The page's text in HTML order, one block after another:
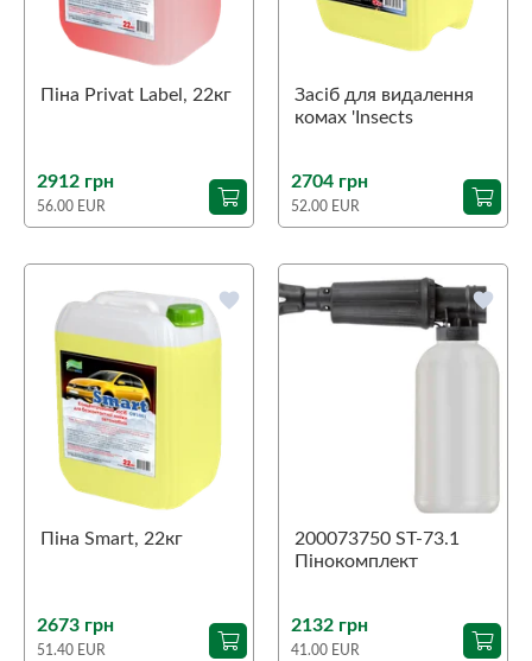
Піна Privat Label, 22кг
2912 грн
56.00 EUR
Засіб для видалення
комах 'Insects
2704 грн
52.00 EUR
favorite
Піна Smart, 22кг
2673 грн
51.40 EUR
favorite
200073750 ST-73.1
Пінокомплект
2132 грн
41.00 EUR